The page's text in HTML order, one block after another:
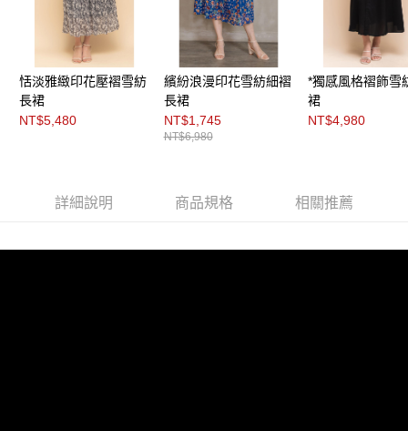
時審查核予不同之上限額度；若仍有額度不足之情形，本公司將視審查結果
請求用戶進行身份認證。
５．嚴禁一人註冊多個帳號或使用他人資訊註冊。若發現惡意使用之情形，
恩沛科技股份有限公司將有權停止該用戶之使用額度並採取法律行動。
恬淡雅緻印花壓褶雪紡
長裙
NT$5,480
繽紛浪漫印花雪紡細褶
長裙
NT$1,745
NT$6,980
*獨感風格褶飾雪
裙
NT$4,980
詳細說明 商品規格 相關推薦